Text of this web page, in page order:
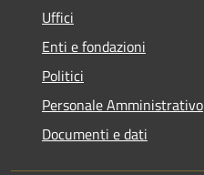
Uffici
Enti e fondazioni
Politici
Personale Amministrativo
Documenti e dati